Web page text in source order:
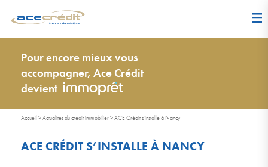
Pour encore mieux vous
accompagner, Ace Crédit
devient
Accueil >Actualités du crédit immobilier>ACE Crédit s’installe à Nancy
ACE CRÉDIT S’INSTALLE À NANCY